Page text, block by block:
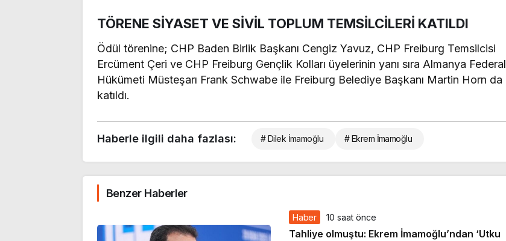
TÖRENE SİYASET VE SİVİL TOPLUM TEMSİLCİLERİ KATILDI
Ödül törenine; CHP Baden Birlik Başkanı Cengiz Yavuz, CHP Freiburg Temsilcisi
Ercüment Çeri ve CHP Freiburg Gençlik Kolları üyelerinin yanı sıra Almanya Federal
Hükümeti Müsteşarı Frank Schwabe ile Freiburg Belediye Başkanı Martin Horn da
katıldı.
Haberle ilgili daha fazlası: # Dilek İmamoğlu # Ekrem İmamoğlu
Benzer Haberler
Haber 10 saat önce
Tahliye olmuştu: Ekrem İmamoğlu’ndan ‘Utku